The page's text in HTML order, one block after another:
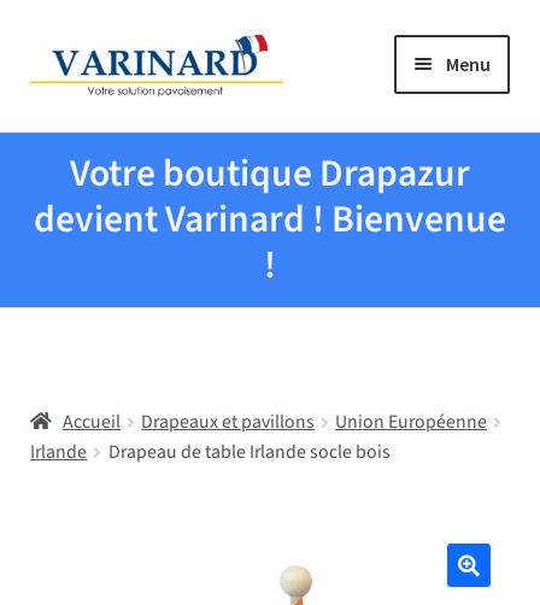
Aller à la navigation
Aller au contenu Menu
Tous les produits
Drapeaux et pavillons
Écoles
Votre boutique Drapazur
devient Varinard ! Bienvenue
!
Accueil Drapeaux et pavillons
Union Européenne
Irlande
Drapeau de table Irlande socle bois